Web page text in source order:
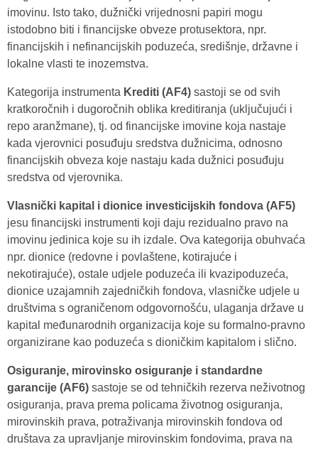
imovinu. Isto tako, dužnički vrijednosni papiri mogu
istodobno biti i financijske obveze protusektora, npr.
financijskih i nefinancijskih poduzeća, središnje, državne i
lokalne vlasti te inozemstva.
Kategorija instrumenta Krediti (AF4) sastoji se od svih
kratkoročnih i dugoročnih oblika kreditiranja (uključujući i
repo aranžmane), tj. od financijske imovine koja nastaje
kada vjerovnici posuđuju sredstva dužnicima, odnosno
financijskih obveza koje nastaju kada dužnici posuđuju
sredstva od vjerovnika.
Vlasnički kapital i dionice investicijskih fondova (AF5)
jesu financijski instrumenti koji daju rezidualno pravo na
imovinu jedinica koje su ih izdale. Ova kategorija obuhvaća
npr. dionice (redovne i povlaštene, kotirajuće i
nekotirajuće), ostale udjele poduzeća ili kvazipoduzeća,
dionice uzajamnih zajedničkih fondova, vlasničke udjele u
društvima s ograničenom odgovornošću, ulaganja države u
kapital međunarodnih organizacija koje su formalno-pravno
organizirane kao poduzeća s dioničkim kapitalom i slično.
Osiguranje, mirovinsko osiguranje i standardne
garancije (AF6) sastoje se od tehničkih rezerva neživotnog
osiguranja, prava prema policama životnog osiguranja,
mirovinskih prava, potraživanja mirovinskih fondova od
društava za upravljanje mirovinskim fondovima, prava na